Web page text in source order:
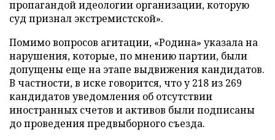
пропагандой идеологии организации, которую
суд признал экстремистской».
Помимо вопросов агитации, «Родина» указала на
нарушения, которые, по мнению партии, были
допущены еще на этапе выдвижения кандидатов.
В частности, в иске говорится, что у 218 из 269
кандидатов уведомления об отсутствии
иностранных счетов и активов были подписаны
до проведения предвыборного съезда.